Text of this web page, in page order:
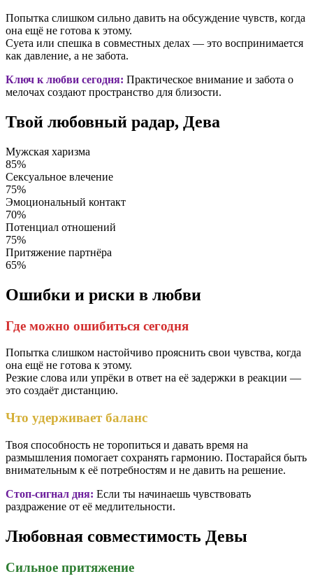
Попытка слишком сильно давить на обсуждение чувств, когда
она ещё не готова к этому.
Суета или спешка в совместных делах — это воспринимается
как давление, а не забота.
Ключ к любви сегодня: Практическое внимание и забота о
мелочах создают пространство для близости.
Твой любовный радар, Дева
Мужская харизма
85%
Сексуальное влечение
75%
Эмоциональный контакт
70%
Потенциал отношений
75%
Притяжение партнёра
65%
Ошибки и риски в любви
Где можно ошибиться сегодня
Попытка слишком настойчиво прояснить свои чувства, когда
она ещё не готова к этому.
Резкие слова или упрёки в ответ на её задержки в реакции —
это создаёт дистанцию.
Что удерживает баланс
Твоя способность не торопиться и давать время на
размышления помогает сохранять гармонию. Постарайся быть
внимательным к её потребностям и не давить на решение.
Стоп-сигнал дня: Если ты начинаешь чувствовать
раздражение от её медлительности.
Любовная совместимость Девы
Сильное притяжение